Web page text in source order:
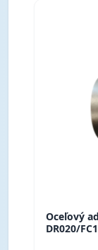
Oceľový
DR020/